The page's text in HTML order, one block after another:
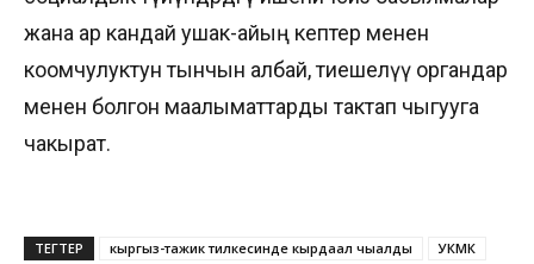
жана ар кандай ушак-айың кептер менен
коомчулуктун тынчын албай, тиешелүү органдар
менен болгон маалыматтарды тактап чыгууга
чакырат.
ТЕГТЕР кыргыз-тажик тилкесинде кырдаал чыңалды
УКМК